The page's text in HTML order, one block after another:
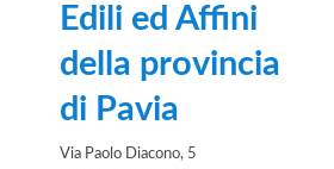
Edili ed Affini
della provincia
di Pavia
Via Paolo Diacono, 5